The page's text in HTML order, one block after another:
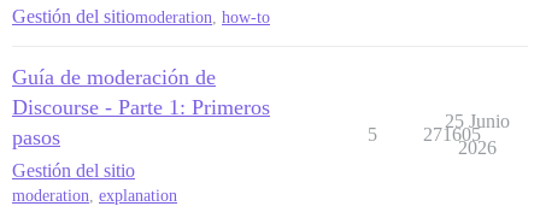
Gestión del sitiomoderation how-to
Guía de moderación de
Discourse - Parte 1: Primeros
pasos
Gestión del sitio
moderation, explanation
5 271605
25 Junio
2026